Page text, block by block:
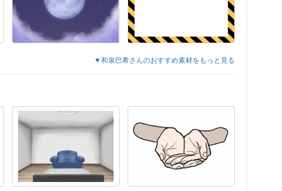
▼和泉巴希さんのおすすめ素材をもっと見る